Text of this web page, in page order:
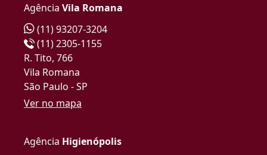
Agência Vila Romana
(11) 93207-3204
(11) 2305-1155
R. Tito, 766
Vila Romana
São Paulo - SP
Ver no mapa
Agência Higienópolis